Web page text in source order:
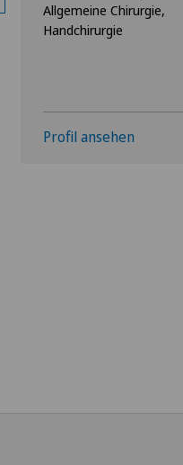
Allgemeine Chirurgie,
Handchirurgie
Profil ansehen